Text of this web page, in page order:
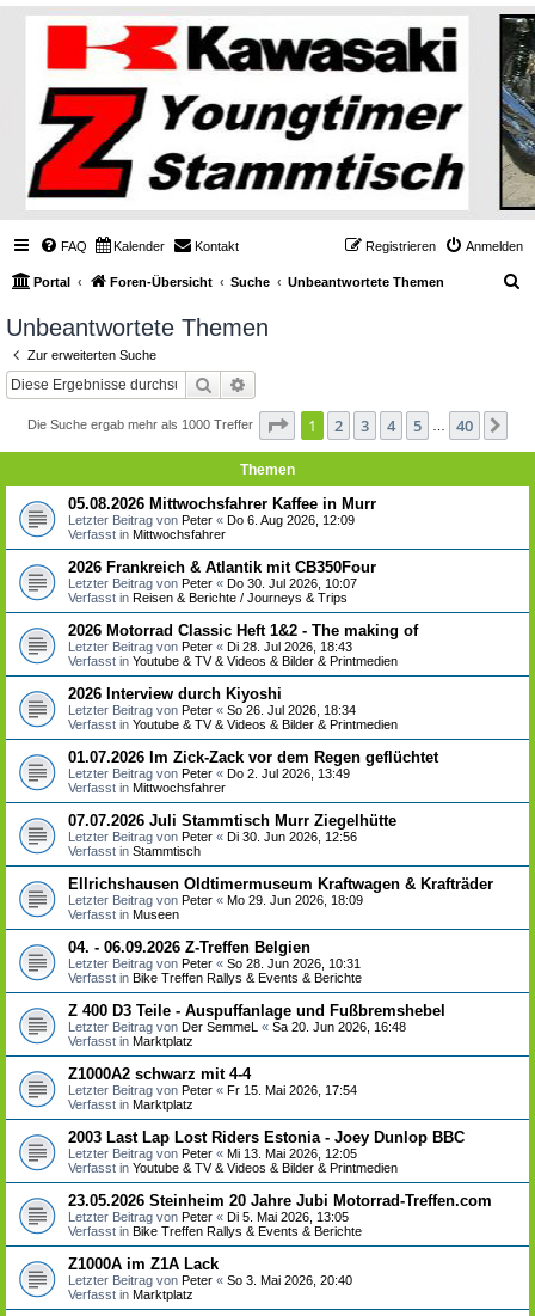
FAQ Kalender Kontakt Anmelden
Registrieren
Portal Foren-Übersicht Suche Unbeantwortete Themen
Unbeantwortete Themen
Zur erweiterten Suche
Suche
Die Suche ergab mehr als 1000 Treffer Seite 1von 40
1 2 3 4 5 40
Themen
05.08.2026 Mittwochsfahrer Kaffee in Murr
Letzter Beitrag von Peter « Do 6. Aug 2026, 12:09
Verfasst in Mittwochsfahrer
2026 Frankreich & Atlantik mit CB350Four
Letzter Beitrag von Peter « Do 30. Jul 2026, 10:07
Verfasst in Reisen & Berichte / Journeys & Trips
2026 Motorrad Classic Heft 1&2 - The making of
Letzter Beitrag von Peter « Di 28. Jul 2026, 18:43
Verfasst in Youtube & TV & Videos & Bilder & Printmedien
2026 Interview durch Kiyoshi
Letzter Beitrag von Peter « So 26. Jul 2026, 18:34
Verfasst in Youtube & TV & Videos & Bilder & Printmedien
01.07.2026 Im Zick-Zack vor dem Regen geflüchtet
Letzter Beitrag von Peter « Do 2. Jul 2026, 13:49
Verfasst in Mittwochsfahrer
07.07.2026 Juli Stammtisch Murr Ziegelhütte
Letzter Beitrag von Peter « Di 30. Jun 2026, 12:56
Verfasst in Stammtisch
Ellrichshausen Oldtimermuseum Kraftwagen & Krafträder
Letzter Beitrag von Peter « Mo 29. Jun 2026, 18:09
Verfasst in Museen
04. - 06.09.2026 Z-Treffen Belgien
Letzter Beitrag von Peter « So 28. Jun 2026, 10:31
Verfasst in Bike Treffen Rallys & Events & Berichte
Z 400 D3 Teile - Auspuffanlage und Fußbremshebel
Letzter Beitrag von Der SemmeL « Sa 20. Jun 2026, 16:48
Verfasst in Marktplatz
Z1000A2 schwarz mit 4-4
Letzter Beitrag von Peter « Fr 15. Mai 2026, 17:54
Verfasst in Marktplatz
2003 Last Lap Lost Riders Estonia - Joey Dunlop BBC
Letzter Beitrag von Peter « Mi 13. Mai 2026, 12:05
Verfasst in Youtube & TV & Videos & Bilder & Printmedien
23.05.2026 Steinheim 20 Jahre Jubi Motorrad-Treffen.com
Letzter Beitrag von Peter « Di 5. Mai 2026, 13:05
Verfasst in Bike Treffen Rallys & Events & Berichte
Z1000A im Z1A Lack
Letzter Beitrag von Peter « So 3. Mai 2026, 20:40
Verfasst in Marktplatz